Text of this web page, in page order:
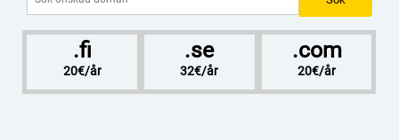
.fi
20€/år
.se
32€/år
.com
20€/år